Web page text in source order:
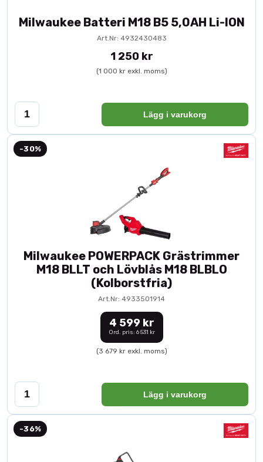
Milwaukee Batteri M18 B5 5,0AH Li-ION
Art.Nr: 4932430483
1 250 kr
(1 000 kr exkl. moms)
Lägg i varukorg
-30%
Milwaukee POWERPACK Grästrimmer
M18 BLLT och Lövblås M18 BLBLO
(Kolborstfria)
Art.Nr: 4933501914
4 599 kr
Ord. pris: 6 531 kr
(3 679 kr exkl. moms)
Lägg i varukorg
-36%